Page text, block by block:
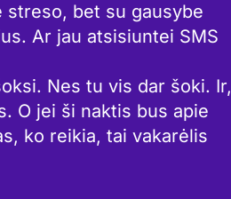
streso, bet su gausybe
Ar jau atsisiuntei SMS
Nes tu vis dar šoki. Ir,
O jei ši naktis bus apie
ko reikia, tai vakarėlis